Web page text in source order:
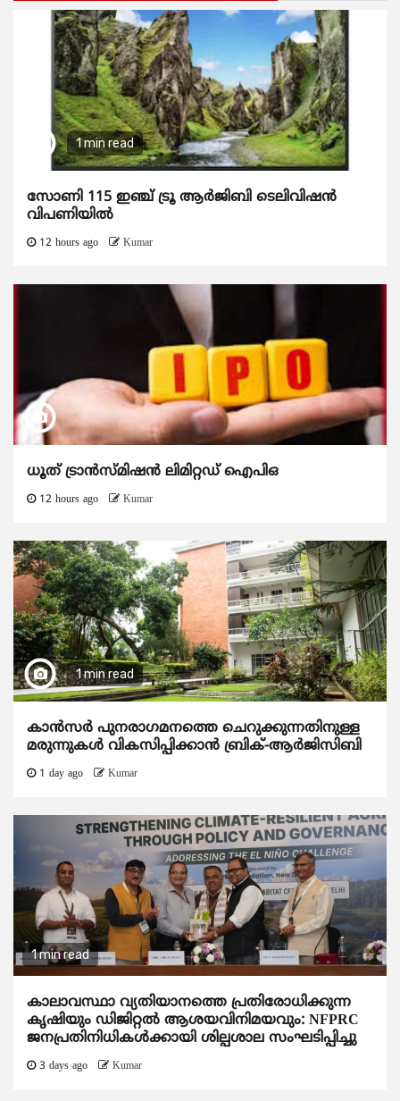
1 min read
സോണി 115 ഇഞ്ച് ട്രൂ ആർജിബി ടെലിവിഷൻ
വിപണിയിൽ
12 hours ago Kumar
ധൂത് ട്രാൻസ്മിഷൻ ലിമിറ്റഡ് ഐപിഒ
12 hours ago Kumar
1 min read
കാന്‍സര്‍ പുനരാഗമനത്തെ ചെറുക്കുന്നതിനുള്ള
മരുന്നുകള്‍ വികസിപ്പിക്കാന്‍ ബ്രിക്-ആര്‍ജിസിബി
1 day ago Kumar
1 min read
കാലാവസ്ഥാ വ്യതിയാനത്തെ പ്രതിരോധിക്കുന്ന
കൃഷിയും ഡിജിറ്റൽ ആശയവിനിമയവും: NFPRC
ജനപ്രതിനിധികൾക്കായി ശില്പശാല സംഘടിപ്പിച്ചു
3 days ago Kumar